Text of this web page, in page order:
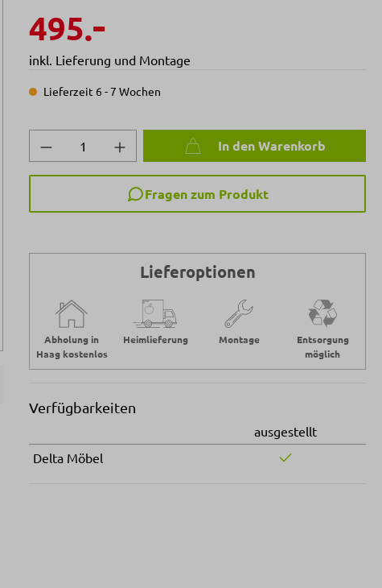
495.-
inkl. Lieferung und Montage
Lieferzeit 6 - 7 Wochen
Produkt Anzahl: Gib denIn den Warenkorb
Fragen zum Produkt
Lieferoptionen
Abholung in
Haag kostenlos
Heimlieferung Montage
Entsorgung
möglich
Verfügbarkeiten
ausgestellt
Delta Möbel